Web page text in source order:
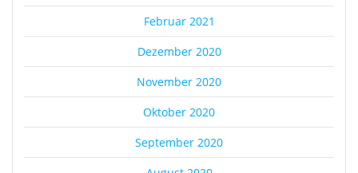
Februar 2021
Dezember 2020
November 2020
Oktober 2020
September 2020